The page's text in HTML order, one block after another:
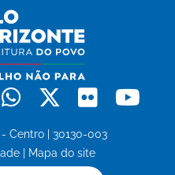
TiktokWhatsapp
X Flickr
- Centro | 30130-003
Mapa do site